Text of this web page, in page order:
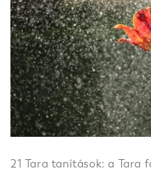
21 Tara tanítások: a Tara